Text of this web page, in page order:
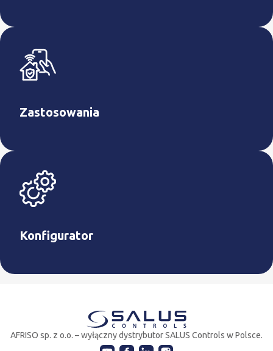
Zastosowania
Konfigurator
AFRISO sp. z o.o. – wyłączny dystrybutor SALUS Controls w Polsce.